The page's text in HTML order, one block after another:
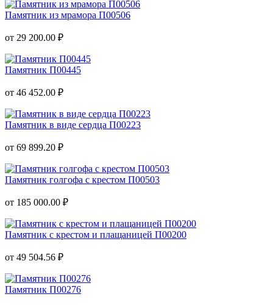
Памятник из мрамора П00506
от 29 200.00 ₽
Памятник П00445
от 46 452.00 ₽
Памятник в виде сердца П00223
от 69 899.20 ₽
Памятник голгофа с крестом П00503
от 185 000.00 ₽
Памятник с крестом и плащаницей П00200
от 49 504.56 ₽
Памятник П00276